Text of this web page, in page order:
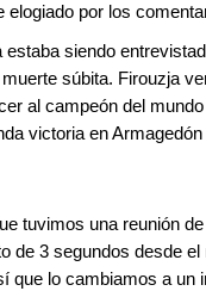
elogiado por los
siendo
súbita. Firouzja
al campeón del
victoria en
tuvimos una reunión
de 3 segundos desde
que lo cambiamos a un